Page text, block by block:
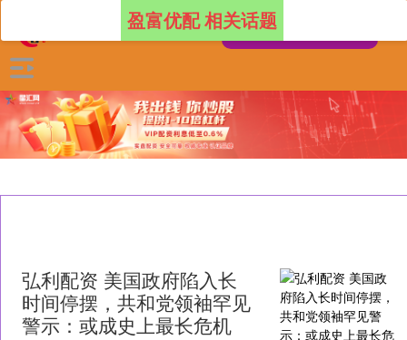
盈富优配 相关话题
弘利配资 美国政府陷入长
时间停摆，共和党领袖罕见
警示：或成史上最长危机